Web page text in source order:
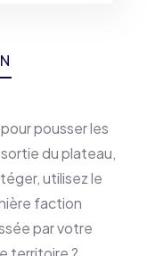
pousser les
du plateau,
utilisez le
faction
par votre